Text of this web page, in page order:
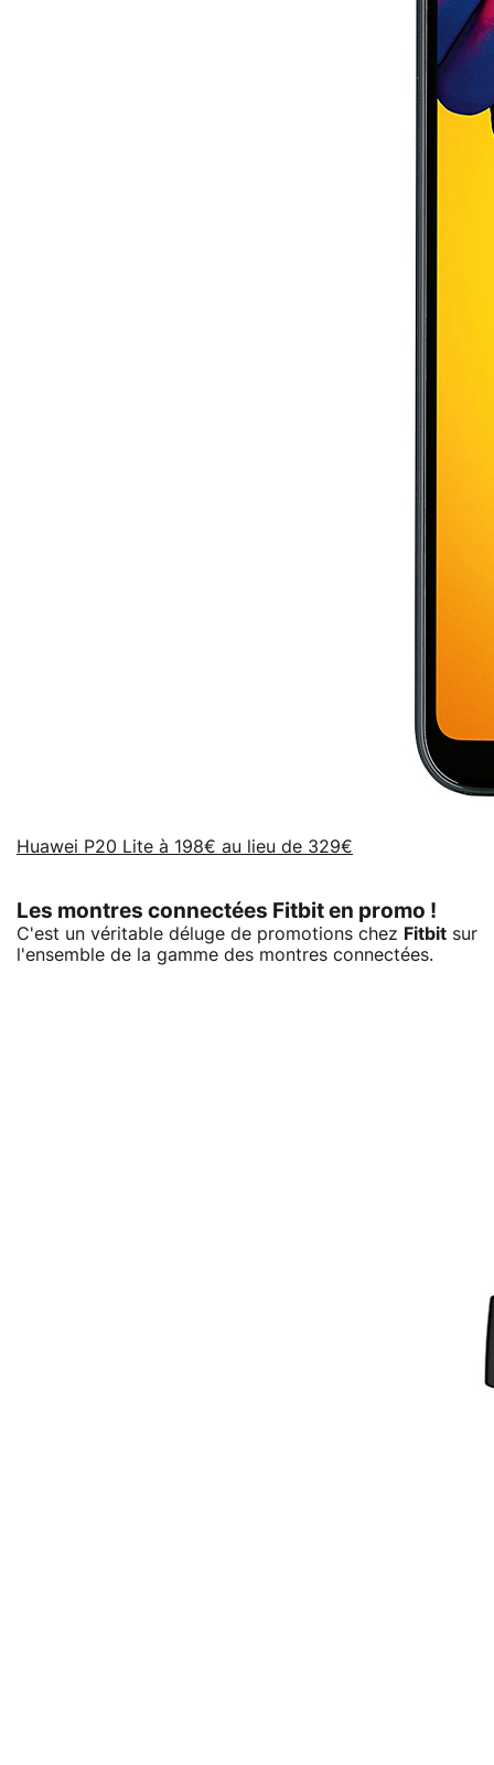
Huawei P20 Lite à 198€ au lieu de 329€
Les montres connectées Fitbit en promo !
C'est un véritable déluge de promotions chez Fitbit sur
l'ensemble de la gamme des montres connectées.